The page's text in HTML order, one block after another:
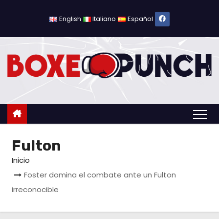
l
d
English Italiano Español
Fulton
Inicio
Foster domina el combate ante un Fulton
irreconocible